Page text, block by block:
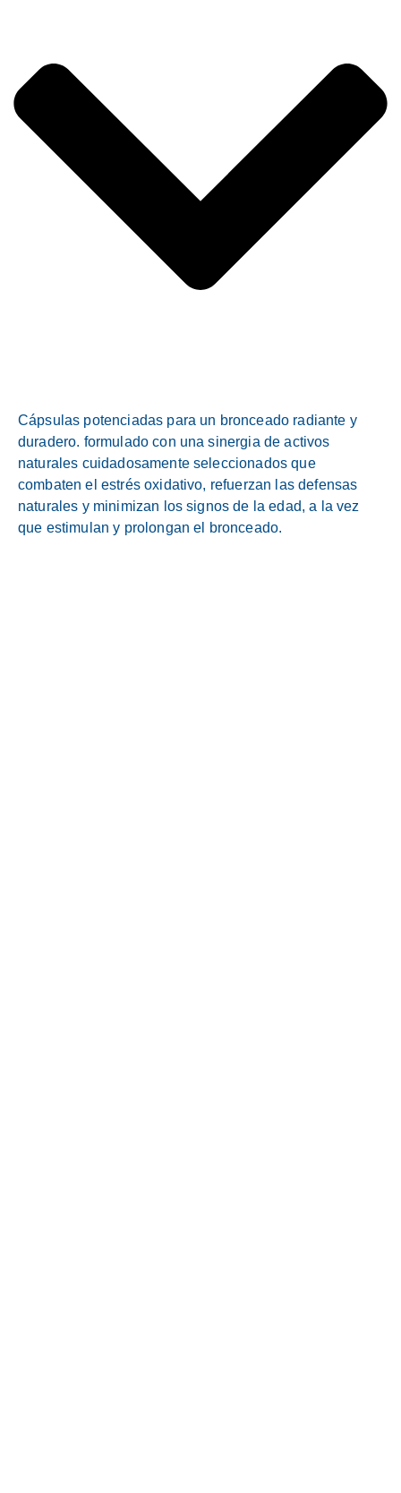
Cápsulas potenciadas para un bronceado radiante y
duradero. formulado con una sinergia de activos
naturales cuidadosamente seleccionados que
combaten el estrés oxidativo, refuerzan las defensas
naturales y minimizan los signos de la edad, a la vez
que estimulan y prolongan el bronceado.